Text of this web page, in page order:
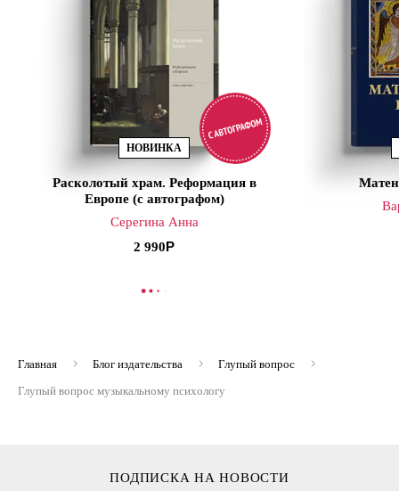
НОВИНКА
Расколотый храм. Реформация в
Европе (с автографом)
Серегина Анна
2 990
В КОРЗИНУ
Главная Блог издательства
Глупый вопрос
Глупый вопрос музыкальному психологу
ПОДПИСКА НА НОВОСТИ